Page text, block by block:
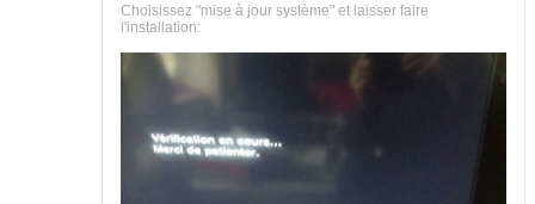
Choisissez "mise à jour système" et laisser faire
l'installation: